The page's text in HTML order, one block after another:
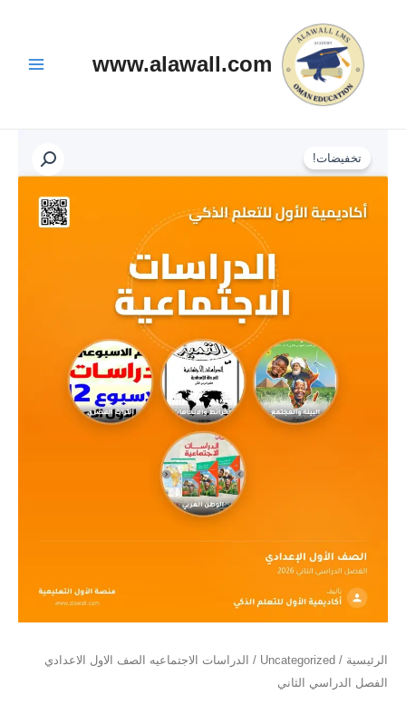
المحتوى
www.alawall.com
تخفيضات!
الرئيسية /
Uncategorized / الدراسات الاجتماعيه الصف الاول الاعدادي
الفصل الدراسي الثاني
الأصلي
هو:
170,000 EGP.
الحالي
150,000 EGP.
الدراسات
الاجتماعيه
الاول